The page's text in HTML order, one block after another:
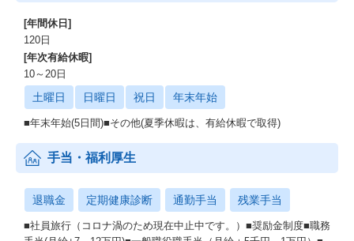
[年間休日]
120日
[年次有給休暇]
10～20日
土曜日 日曜日 祝日 年末年始
■年末年始(5日間)■その他(夏季休暇は、有給休暇で取得)
手当・福利厚生
退職金 定期健康診断 通勤手当 残業手当
■社員旅行（コロナ渦のため現在中止中です。）■奨励金制度■職務